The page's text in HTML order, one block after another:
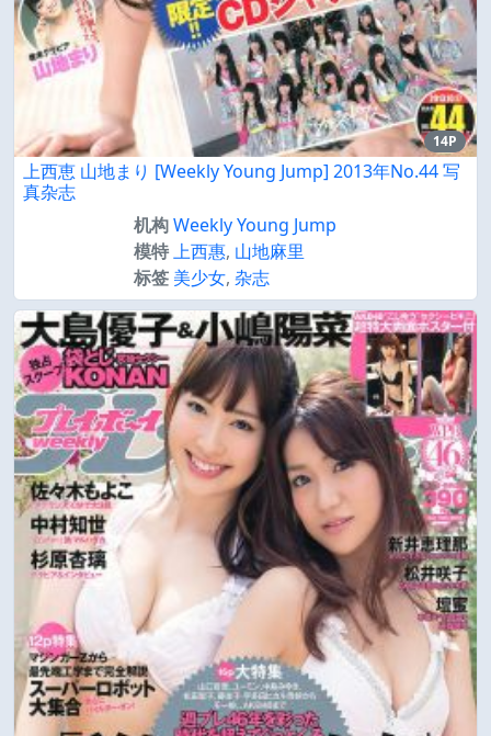
14P
上西恵 山地まり [Weekly Young Jump] 2013年No.44 写
真杂志
机构Weekly Young Jump
模特上西惠, 山地麻里
标签 美少女, 杂志